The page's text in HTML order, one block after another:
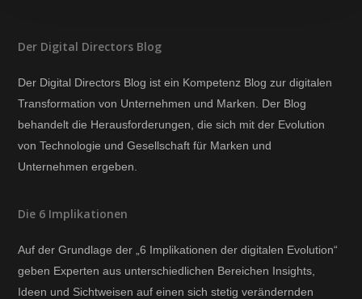
Der Digital Directors Blog
Der Digital Directors Blog ist ein Kompetenz Blog zur digitalen
Transformation von Unternehmen und Marken. Der Blog
behandelt die Herausforderungen, die sich mit der Evolution
von Technologie und Gesellschaft für Marken und
Unternehmen ergeben.
Die 6 Implikationen
Auf der Grundlage der „6 Implikationen der digitalen Evolution“
geben Experten aus unterschiedlichen Bereichen Insights,
Ideen und Sichtweisen auf einen sich stetig verändernden